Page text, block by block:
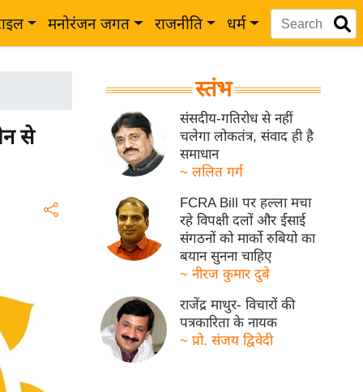
मनोरंजन जगत राजनीति धर्म
से
स्तंभ
संसदीय-गतिरोध से नहीं
चलेगा लोकतंत्र, संवाद ही है
समाधान
~ ललित गर्ग
FCRA Bill पर हल्ला मचा
रहे विपक्षी दलों और ईसाई
संगठनों को मार्को रुबियो का
बयान सुनना चाहिए
~ नीरज कुमार दुबे
राजेंद्र माथुर- विचारों की
पत्रकारिता के नायक
~ प्रो. संजय द्विवेदी